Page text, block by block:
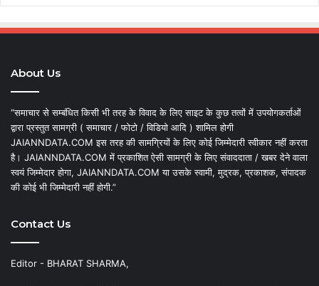
About Us
“समाचार से सम्बंधित किसी भी तरह के विवाद के लिए साइट के कुछ तत्वों में उपयोगकर्ताओं
द्वारा प्रस्तुत सामग्री ( समाचार / फोटो / विडियो आदि ) शामिल होगी
JAIANNDATA.COM इस तरह की सामग्रियों के लिए कोई जिम्मेदारी स्वीकार नहीं करता
है। JAIANNDATA.COM में प्रकाशित ऐसी सामग्री के लिए संवाददाता / खबर देने वाला
स्वयं जिम्मेदार होगा, JAIANNDATA.COM या उसके स्वामी, मुद्रक, प्रकाशक, संपादक
की कोई भी जिम्मेदारी नहीं होगी.”
Contact Us
Editor - BHARAT SHARMA,